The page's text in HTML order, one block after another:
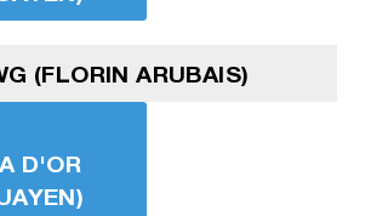
(FLORIN ARUBAIS)
D'OR